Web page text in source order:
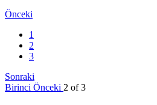
Önceki
1
2
3
Sonraki
Birinci Önceki 2 of 3